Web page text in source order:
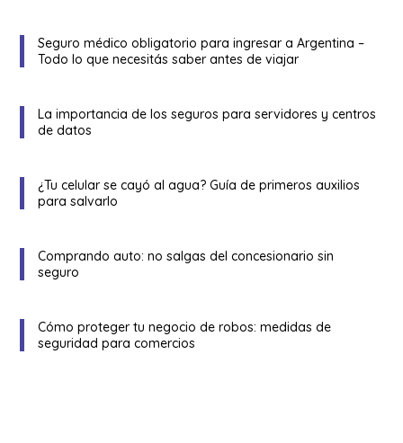
Seguro médico obligatorio para ingresar a Argentina –
Todo lo que necesitás saber antes de viajar
La importancia de los seguros para servidores y centros
de datos
¿Tu celular se cayó al agua? Guía de primeros auxilios
para salvarlo
Comprando auto: no salgas del concesionario sin
seguro
Cómo proteger tu negocio de robos: medidas de
seguridad para comercios